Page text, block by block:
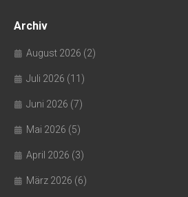
Archiv
August 2026 (2)
Juli 2026 (11)
Juni 2026 (7)
Mai 2026 (5)
April 2026 (3)
März 2026 (6)